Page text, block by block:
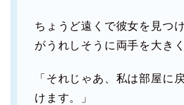
ちょうど遠くで彼女を見つ
がうれしそうに両手を大き
「それじゃあ、私は部屋に
けます。」